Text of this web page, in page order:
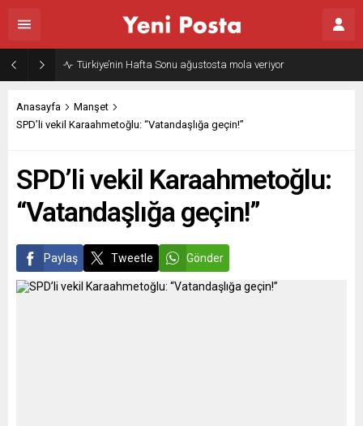
Anasayfa
Manşet
SPD’li vekil Karaahmetoğlu: “Vatandaşlığa geçin!”
SPD’li vekil Karaahmetoğlu:
“Vatandaşlığa geçin!”
Paylaş Tweetle Gönder